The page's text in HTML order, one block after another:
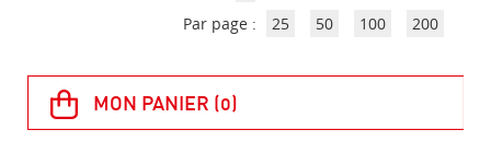
Par page :
25 50 100 200